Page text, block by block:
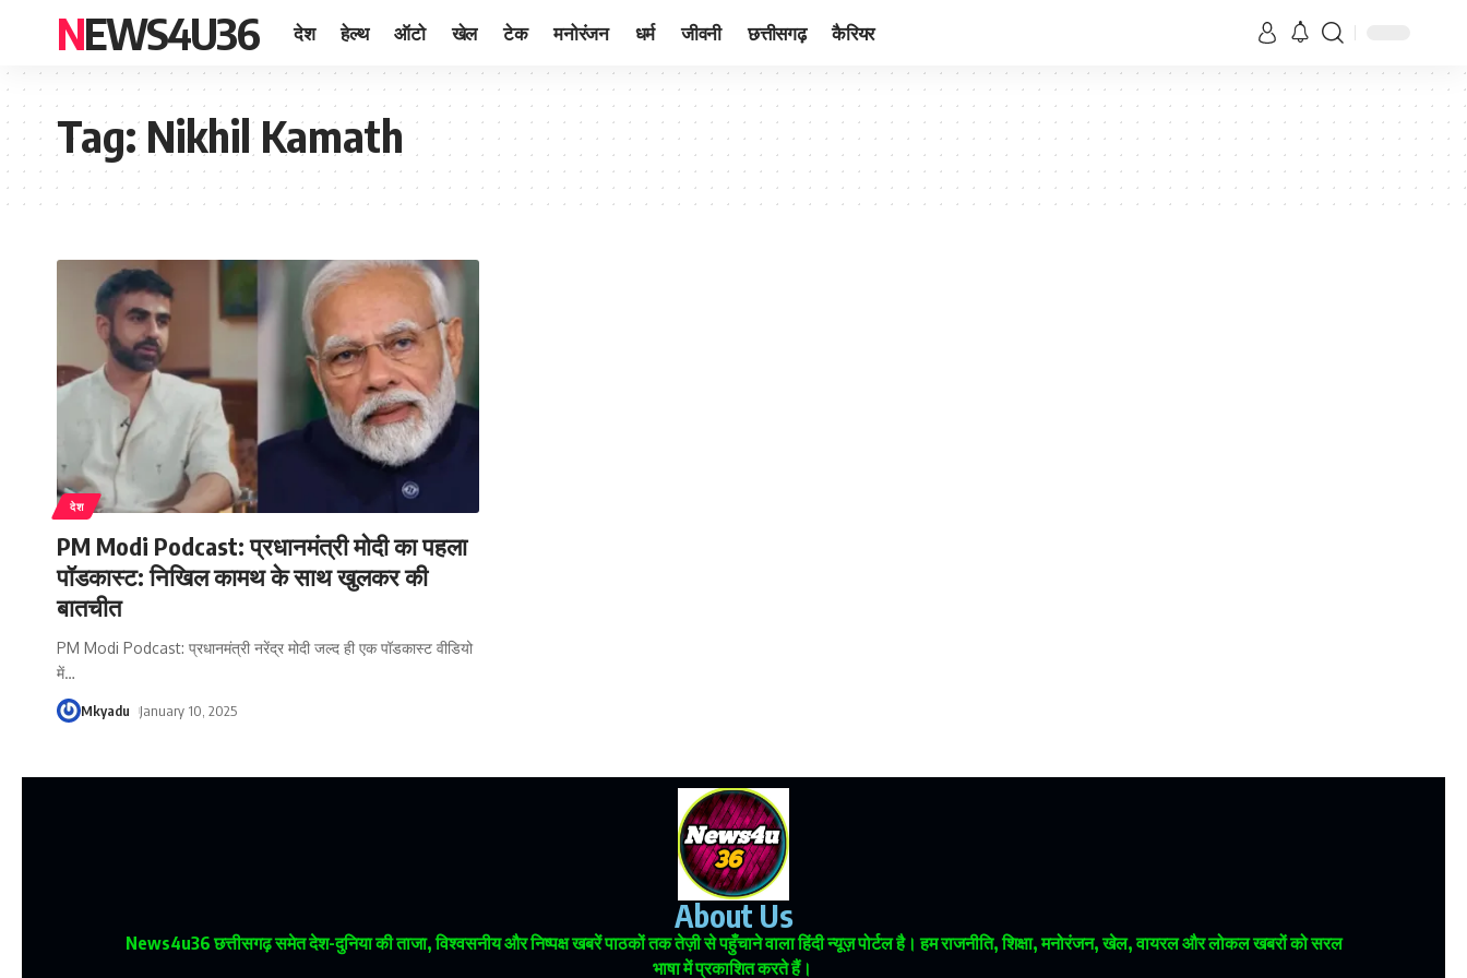
NEWS4U36 देश हेल्थ ऑटो खेल टेक मनोरंजन धर्म जीवनी छत्तीसगढ़ कैरियर
Tag:Nikhil Kamath
देश
PM Modi Podcast: प्रधानमंत्री मोदी का पहला
पॉडकास्ट: निखिल कामथ के साथ खुलकर की
बातचीत
PM Modi Podcast: प्रधानमंत्री नरेंद्र मोदी जल्द ही एक पॉडकास्ट वीडियो
में…
Mkyadu January 10, 2025
About Us
News4u36छत्तीसगढ़ समेत देश-दुनिया की ताजा, विश्वसनीय और निष्पक्ष खबरें पाठकों तक तेज़ी से पहुँचाने वाला हिंदी न्यूज़ पोर्टल है। हम राजनीति, शिक्षा, मनोरंजन, खेल, वायरल और लोकल खबरों को सरल
भाषा में प्रकाशित करते हैं।